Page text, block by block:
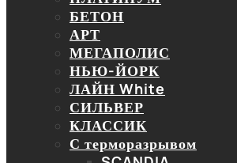
БЕТОН
АРТ
МЕГАПОЛИС
НЬЮ-ЙОРК
ЛАЙН White
СИЛЬВЕР
КЛАССИК
С терморазрывом